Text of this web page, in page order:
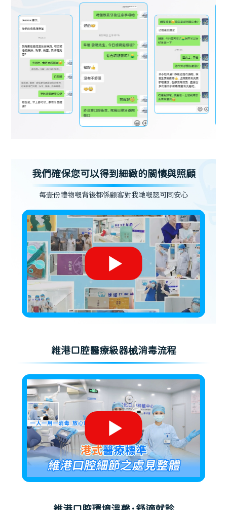
我們確保您可以得到細緻的關懷與照顧
每壹份禮物嘅背後都係顧客對我哋嘅認可同安心
維港口腔醫療級器械消毒流程